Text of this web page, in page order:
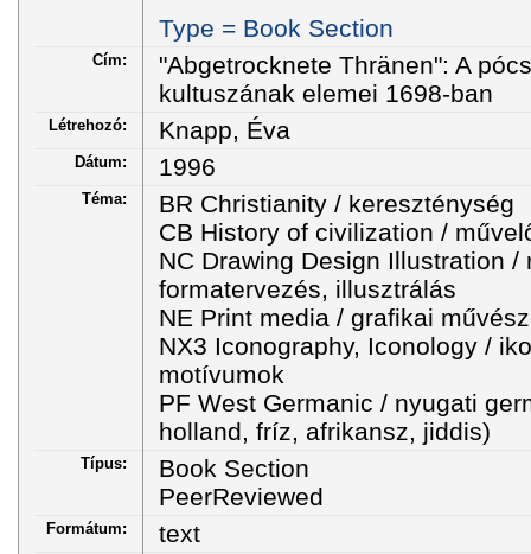
Type = Book Section
Cím:
"Abgetrocknete Thränen": A
kultuszának elemei 1698-ban
Létrehozó: Knapp, Éva
Dátum: 1996
Téma:
BR Christianity / kereszténység
CB History of civilization /
NC Drawing Design Illustration /
formatervezés, illusztrálás
NE Print media / grafikai
NX3 Iconography, Iconology /
motívumok
PF West Germanic / nyugati
holland, fríz, afrikansz, jiddis)
Típus:
Book Section
PeerReviewed
Formátum: text